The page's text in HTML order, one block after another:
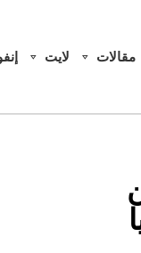
مقالات لايت